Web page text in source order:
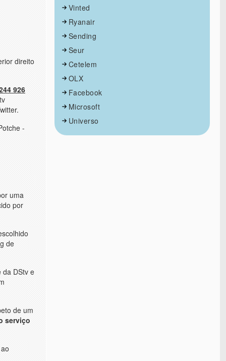
direito
926
-
uma
por
de
da DStv e
de um
serviço
Vinted
Ryanair
Sending
Seur
Cetelem
OLX
Facebook
Microsoft
Universo